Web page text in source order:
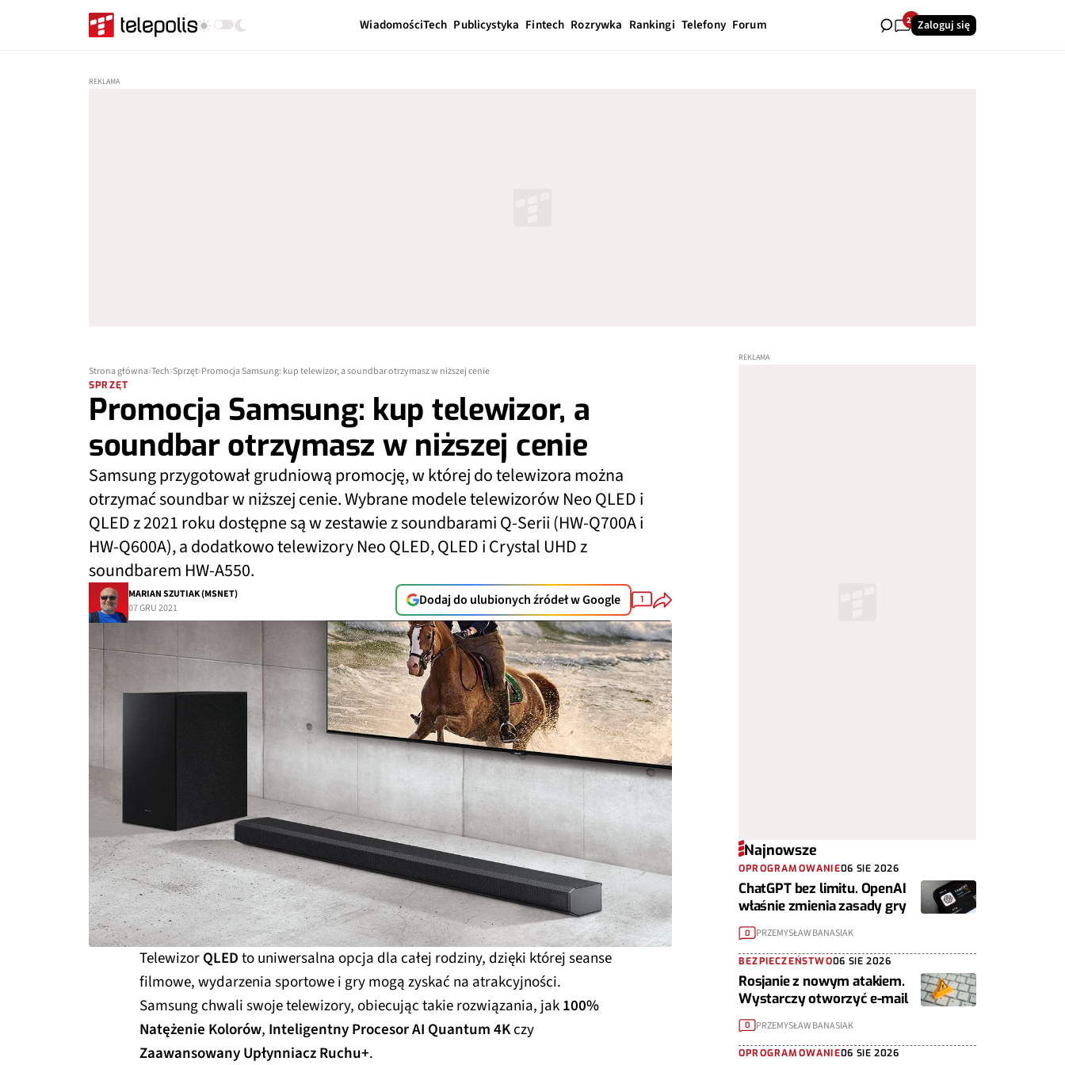
WiadomościTech Publicystyka Fintech Rozrywka Rankingi Telefony Forum 24Zaloguj się
Strona główna Tech Sprzęt Promocja Samsung: kup telewizor, a soundbar otrzymasz w niższej cenie
SPRZĘT
Promocja Samsung: kup telewizor, a
soundbar otrzymasz w niższej cenie
Samsung przygotował grudniową promocję, w której do telewizora można
otrzymać soundbar w niższej cenie. Wybrane modele telewizorów Neo QLED i
QLED z 2021 roku dostępne są w zestawie z soundbarami Q-Serii (HW-Q700A i
HW-Q600A), a dodatkowo telewizory Neo QLED, QLED i Crystal UHD z
soundbarem HW-A550.
MARIAN SZUTIAK (MSNET)
07 GRU 2021
Dodaj do ulubionych źródeł w Google 1
TelewizorQLEDto uniwersalna opcja dla całej rodziny, dzięki której seanse
filmowe, wydarzenia sportowe i gry mogą zyskać na atrakcyjności.
Samsung chwali swoje telewizory, obiecując takie rozwiązania, jak100%
Natężenie Kolorów, Inteligentny Procesor AI Quantum 4Kczy
Zaawansowany Upłynniacz Ruchu+.
Najnowsze
OPROGRAMOWANIE06 SIE 2026
ChatGPT bez limitu. OpenAI
właśnie zmienia zasady gry
0 PRZEMYSŁAW BANASIAK
BEZPIECZEŃSTWO06 SIE 2026
Rosjanie z nowym atakiem.
Wystarczy otworzyć e-mail
0 PRZEMYSŁAW BANASIAK
OPROGRAMOWANIE06 SIE 2026